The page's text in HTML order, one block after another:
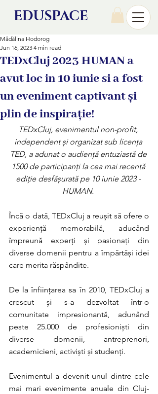
EDUSPACE
TEDxCluj 2023 HUMAN a
avut loc in 10 iunie si a fost
un eveniment captivant și
plin de inspirație!
Mădălina Hodorog
Jun 16, 2023 4 min read
TEDxCluj, evenimentul non-profit,
independent și organizat sub licența
TED, a adunat o audiență entuziastă de
1500 de participanți la cea mai recentă
ediție desfășurată pe 10 iunie 2023 -
HUMAN.
Încă o dată, TEDxCluj a reușit să ofere o
experiență memorabilă, aducând
împreună experți și pasionați din
diverse domenii pentru a împărtăși idei
care merita răspândite.
De la înființarea sa în 2010, TEDxCluj a
crescut și s-a dezvoltat într-o
comunitate impresionantă, adunând
peste 25.000 de profesioniști din
diverse domenii, antreprenori,
academicieni, activiști și studenți.
Evenimentul a devenit unul dintre cele
mai mari evenimente anuale din Cluj-